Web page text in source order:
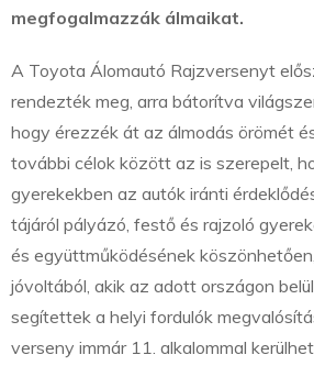
megfogalmazzák álmaikat.
A Toyota Álomautó Rajzversenyt
rendezték meg, arra bátorítva
hogy érezzék át az álmodás örömét
további célok között az is szerepelt,
gyerekekben az autók iránti
tájáról pályázó, festő és rajzoló
és együttműködésének
jóvoltából, akik az adott országon
segítettek a helyi fordulók
verseny immár 11. alkalommal